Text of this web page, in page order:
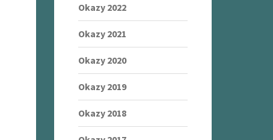
Okazy 2022
Okazy 2021
Okazy 2020
Okazy 2019
Okazy 2018